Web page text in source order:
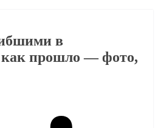
в
как прошло — фото,